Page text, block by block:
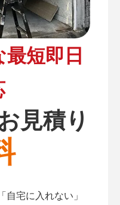
短即日
見積り
自宅に入れない」